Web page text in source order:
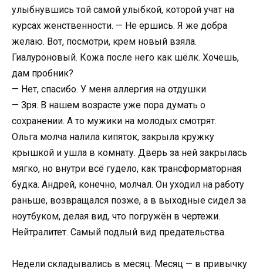
улыбнувшись той самой улыбкой, которой учат на
курсах женственности. — Не ершись. Я же добра
желаю. Вот, посмотри, крем новый взяла.
Гиалуроновый. Кожа после него как шёлк. Хочешь,
дам пробник?
— Нет, спасибо. У меня аллергия на отдушки.
— Зря. В нашем возрасте уже пора думать о
сохранении. А то мужики на молодых смотрят.
Ольга молча налила кипяток, закрыла кружку
крышкой и ушла в комнату. Дверь за ней закрылась
мягко, но внутри всё гудело, как трансформаторная
будка. Андрей, конечно, молчал. Он уходил на работу
раньше, возвращался позже, а в выходные сидел за
ноутбуком, делая вид, что погружён в чертежи.
Нейтралитет. Самый подлый вид предательства.
Недели складывались в месяц. Месяц — в привычку